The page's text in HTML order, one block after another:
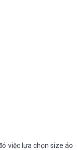
việc lựa chọn size áo